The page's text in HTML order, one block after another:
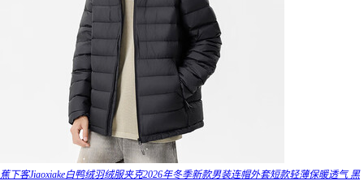
蕉下客Jiaoxiake白鸭绒羽绒服夹克2026年冬季新款男装连帽外套短款轻薄保暖透气 黑